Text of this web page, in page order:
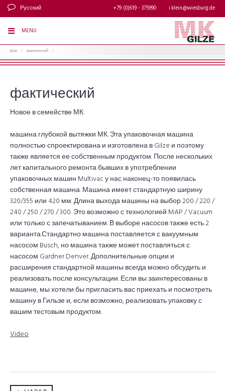
Русский i.klein@wiesburg.de
+79 (0)619 - 375990
MENU
Дом / фактический /
фактический
Новое в семействе МК:
машина глубокой вытяжки МК. Эта упаковочная машина
полностью спроектирована и изготовлена ​​в Gilze и поэтому
также является ее собственным продуктом. После нескольких
лет капитального ремонта бывших в употреблении
упаковочных машин Multivac у нас наконец-то появилась
собственная машина. Машина имеет стандартную ширину
320/355 или 420 мм. Длина выхода машины на выбор 200 / 220 /
240 / 250 / 270 / 300. Это возможно с технологией MAP / Vacuum
или только с запечатыванием. В выборе насосов также есть 2
варианта.Стандартно машина поставляется с вакуумным
насосом Busch, но машина также может поставляться с
насосом Gardner Denver. Дополнительные опции и
расширения стандартной машины всегда можно обсудить и
реализовать после консультации. Если вы заинтересованы в
машине, мы хотели бы пригласить вас приехать и посмотреть
машину в Гильзе и, если возможно, реализовать упаковку с
вашим тестовым продуктом.
Video